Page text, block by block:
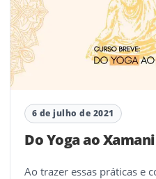
6 de julho de 2021
Do Yoga ao
Ao trazer essas práticas e